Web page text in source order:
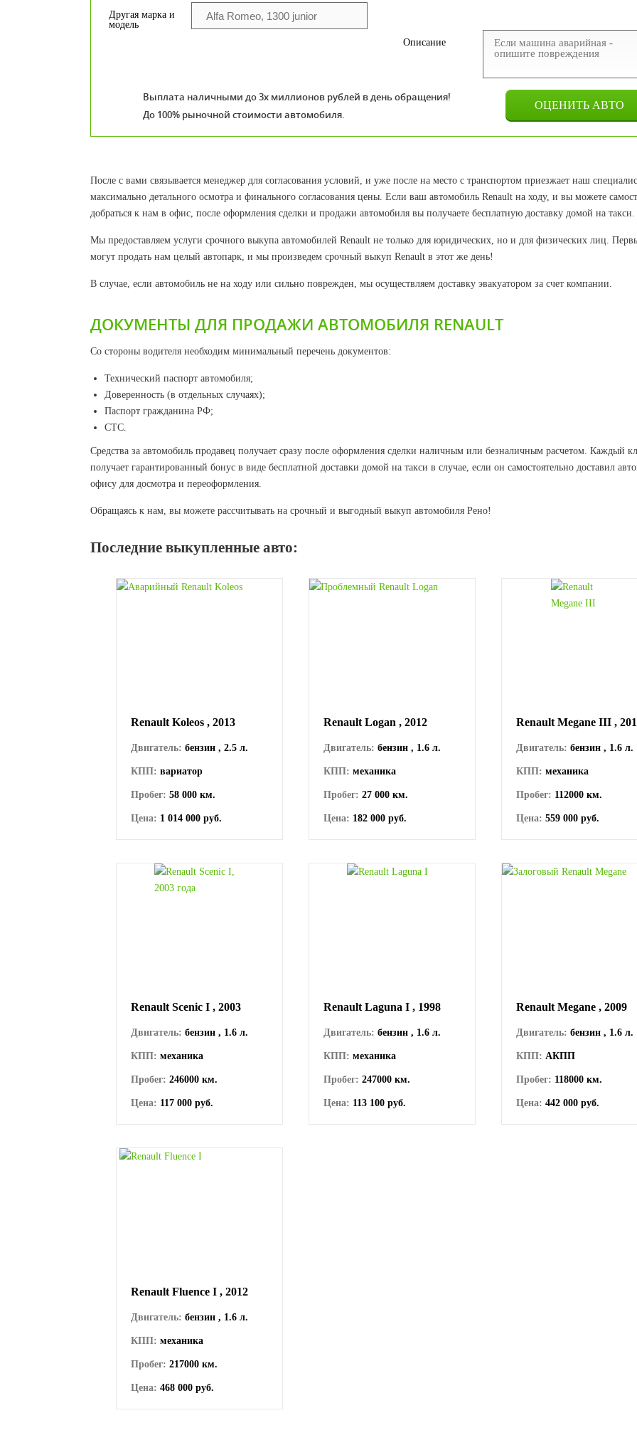
Другая марка и
модель
Описание
Выплата наличными до 3х миллионов рублей в день обращения!
До 100% рыночной стоимости автомобиля.
После с вами связывается менеджер для согласования условий, и уже после на место с транспортом приезжает наш
максимально детального осмотра и финального согласования цены. Если ваш автомобиль Renault на ходу, и вы можете
добраться к нам в офис, после оформления сделки и продажи автомобиля вы получаете бесплатную доставку домой на такси.
Мы предоставляем услуги срочного выкупа автомобилей Renault не только для юридических, но и для физических лиц.
могут продать нам целый автопарк, и мы произведем срочный выкуп Renault в этот же день!
В случае, если автомобиль не на ходу или сильно поврежден, мы осуществляем доставку эвакуатором за счет компании.
ДОКУМЕНТЫ ДЛЯ ПРОДАЖИ АВТОМОБИЛЯ RENAULT
Со стороны водителя необходим минимальный перечень документов:
Технический паспорт автомобиля;
Доверенность (в отдельных случаях);
Паспорт гражданина РФ;
СТС.
Средства за автомобиль продавец получает сразу после оформления сделки наличным или безналичным расчетом. Каждый
получает гарантированный бонус в виде бесплатной доставки домой на такси в случае, если он самостоятельно доставил
офису для досмотра и переоформления.
Обращаясь к нам, вы можете рассчитывать на срочный и выгодный выкуп автомобиля Рено!
Последние выкупленные авто:
Renault Koleos , 2013
Двигатель: бензин , 2.5 л.
КПП: вариатор
Пробег: 58 000 км.
Цена: 1 014 000 руб.
Renault Logan , 2012
Двигатель: бензин , 1.6 л.
КПП: механика
Пробег: 27 000 км.
Цена: 182 000 руб.
Renault Megane III ,
Двигатель: бензин , 1.6 л.
КПП: механика
Пробег: 112000 км.
Цена: 559 000 руб.
Renault Scenic I , 2003
Двигатель: бензин , 1.6 л.
КПП: механика
Пробег: 246000 км.
Цена: 117 000 руб.
Renault Laguna I , 1998
Двигатель: бензин , 1.6 л.
КПП: механика
Пробег: 247000 км.
Цена: 113 100 руб.
Renault Megane , 2009
Двигатель: бензин , 1.6 л.
КПП: АКПП
Пробег: 118000 км.
Цена: 442 000 руб.
Renault Fluence I , 2012
Двигатель: бензин , 1.6 л.
КПП: механика
Пробег: 217000 км.
Цена: 468 000 руб.